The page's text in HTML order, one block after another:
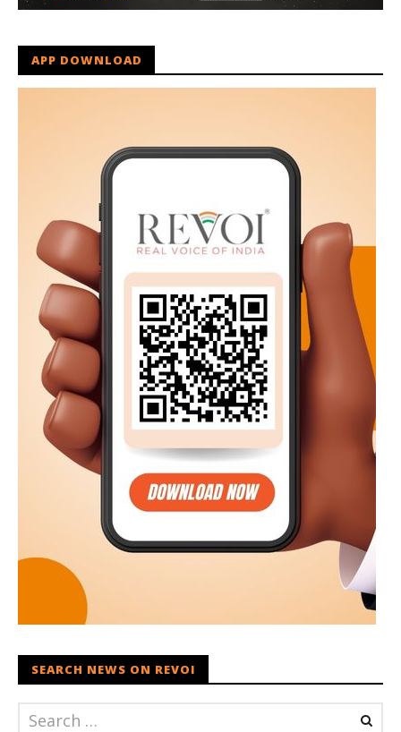
APP DOWNLOAD
SEARCH NEWS ON REVOI